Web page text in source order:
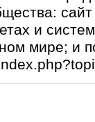
и
мире; и